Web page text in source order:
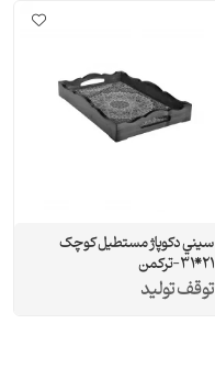
سيني دکوپاژ مستطيل کوچک
21*31-ترکمن
توقف تولید